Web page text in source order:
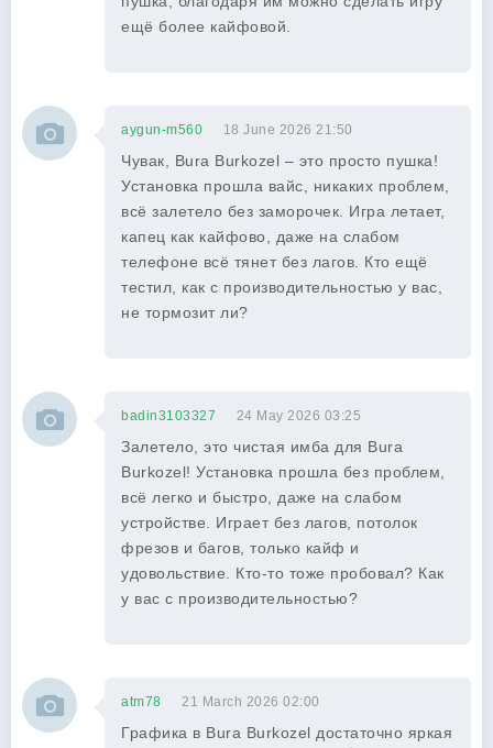
ещё более кайфовой.
aygun-m560 18 June 2026 21:50
Чувак, Bura Burkozel – это просто пушка!
Установка прошла вайс, никаких проблем,
всё залетело без заморочек. Игра летает,
капец как кайфово, даже на слабом
телефоне всё тянет без лагов. Кто ещё
тестил, как с производительностью у вас,
не тормозит ли?
badin3103327 24 May 2026 03:25
Залетело, это чистая имба для Bura
Burkozel! Установка прошла без проблем,
всё легко и быстро, даже на слабом
устройстве. Играет без лагов, потолок
фрезов и багов, только кайф и
удовольствиe. Кто-то тоже пробовал? Как
у вас с производительностью?
atm78 21 March 2026 02:00
Графика в Bura Burkozel достаточно яркая